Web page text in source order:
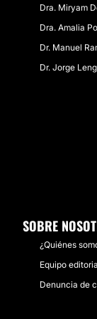
Dra. Miryam
Dra. Amalia
Dr. Manuel
Dr. Jorge
SOBRE
¿Quiénes
Equipo
Denuncia de